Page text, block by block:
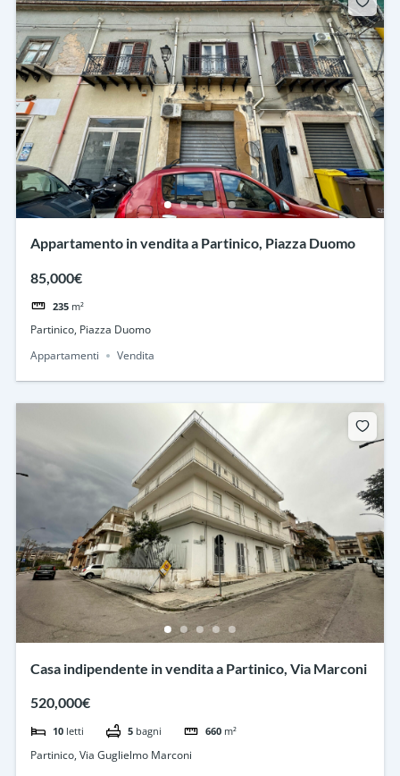
Appartamento in vendita a Partinico, Piazza Duomo
85,000€
235 m²
Partinico, Piazza Duomo
Appartamenti
Vendita
Casa indipendente in vendita a Partinico, Via Marconi
520,000€
10 letti 5 bagni 660 m²
Partinico, Via Guglielmo Marconi